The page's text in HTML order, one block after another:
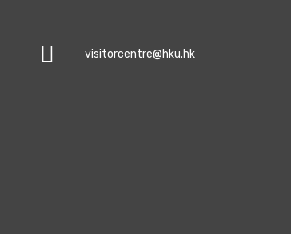
visitorcentre@hku.hk